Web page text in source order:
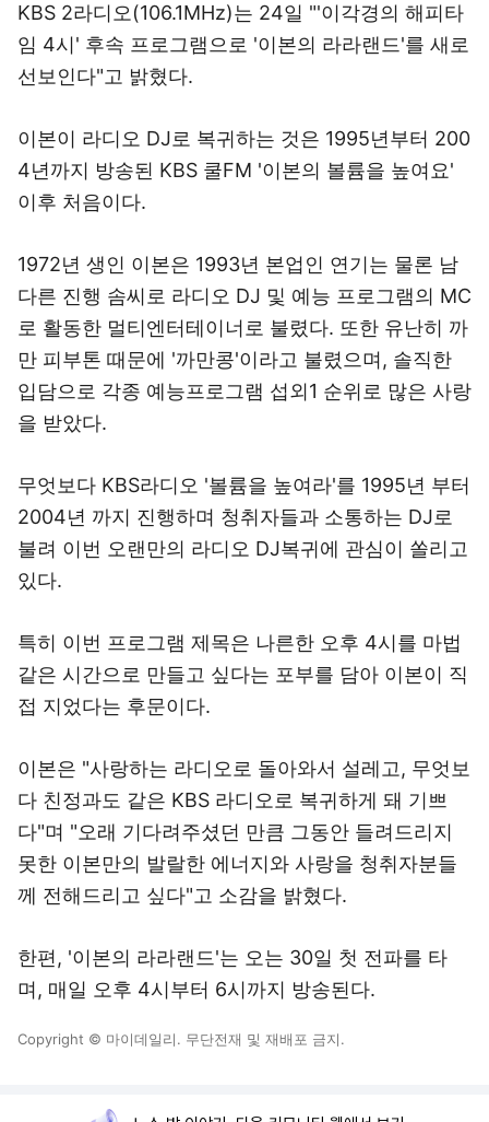
KBS 2라디오(106.1MHz)는 24일 "'이각경의 해피타
임 4시' 후속 프로그램으로 '이본의 라라랜드'를 새로
선보인다"고 밝혔다.
이본이 라디오 DJ로 복귀하는 것은 1995년부터 200
4년까지 방송된 KBS 쿨FM '이본의 볼륨을 높여요'
이후 처음이다.
1972년 생인 이본은 1993년 본업인 연기는 물론 남
다른 진행 솜씨로 라디오 DJ 및 예능 프로그램의 MC
로 활동한 멀티엔터테이너로 불렸다. 또한 유난히 까
만 피부톤 때문에 '까만콩'이라고 불렸으며, 솔직한
입담으로 각종 예능프로그램 섭외1 순위로 많은 사랑
을 받았다.
무엇보다 KBS라디오 '볼륨을 높여라'를 1995년 부터
2004년 까지 진행하며 청취자들과 소통하는 DJ로
불려 이번 오랜만의 라디오 DJ복귀에 관심이 쏠리고
있다.
특히 이번 프로그램 제목은 나른한 오후 4시를 마법
같은 시간으로 만들고 싶다는 포부를 담아 이본이 직
접 지었다는 후문이다.
이본은 "사랑하는 라디오로 돌아와서 설레고, 무엇보
다 친정과도 같은 KBS 라디오로 복귀하게 돼 기쁘
다"며 "오래 기다려주셨던 만큼 그동안 들려드리지
못한 이본만의 발랄한 에너지와 사랑을 청취자분들
께 전해드리고 싶다"고 소감을 밝혔다.
한편, '이본의 라라랜드'는 오는 30일 첫 전파를 타
며, 매일 오후 4시부터 6시까지 방송된다.
Copyright © 마이데일리. 무단전재 및 재배포 금지.